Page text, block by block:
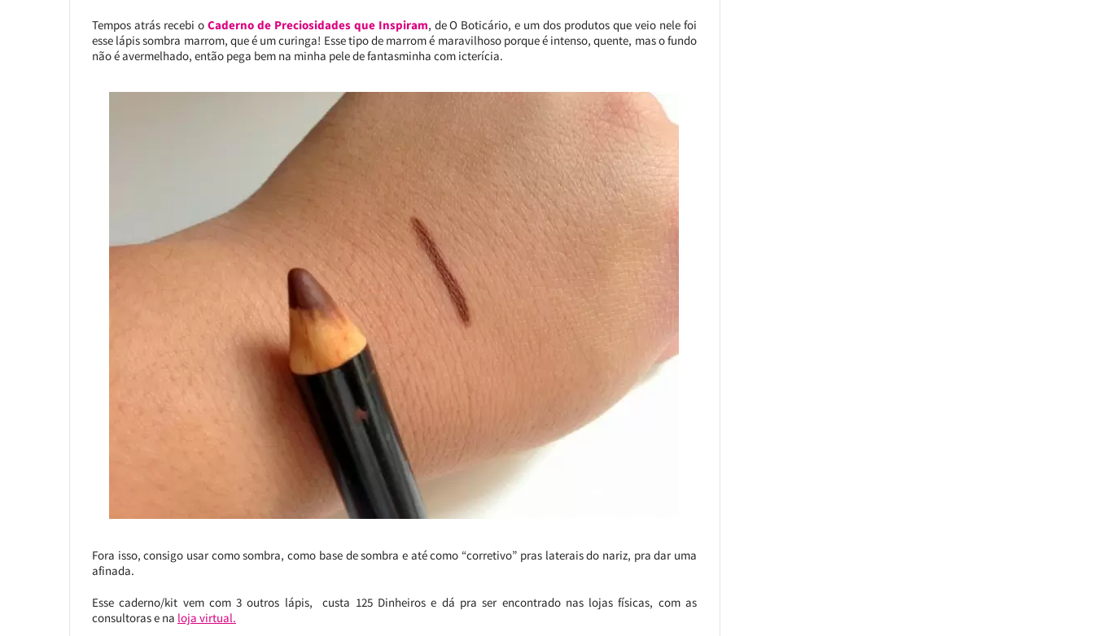
Tempos atrás recebi o Caderno de Preciosidades que Inspiram, de O Boticário, e um dos produtos que veio nele foi
esse lápis sombra marrom, que é um curinga! Esse tipo de marrom é maravilhoso porque é intenso, quente, mas o fundo
não é avermelhado, então pega bem na minha pele de fantasminha com icterícia.
Fora isso, consigo usar como sombra, como base de sombra e até como “corretivo” pras laterais do nariz, pra dar uma
afinada.
Esse caderno/kit vem com 3 outros lápis, custa 125 Dinheiros e dá pra ser encontrado nas lojas físicas, com as
consultoras e na loja virtual.